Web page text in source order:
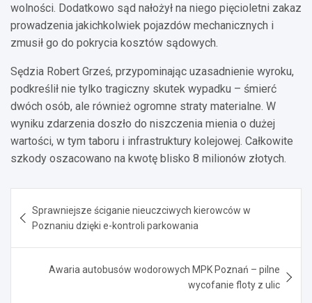
wolności. Dodatkowo sąd nałożył na niego pięcioletni zakaz
prowadzenia jakichkolwiek pojazdów mechanicznych i
zmusił go do pokrycia kosztów sądowych.
Sędzia Robert Grześ, przypominając uzasadnienie wyroku,
podkreślił nie tylko tragiczny skutek wypadku – śmierć
dwóch osób, ale również ogromne straty materialne. W
wyniku zdarzenia doszło do niszczenia mienia o dużej
wartości, w tym taboru i infrastruktury kolejowej. Całkowite
szkody oszacowano na kwotę blisko 8 milionów złotych.
wpisu
Sprawniejsze ściganie nieuczciwych kierowców w
Poznaniu dzięki e-kontroli parkowania
Awaria autobusów wodorowych MPK Poznań – pilne
wycofanie floty z ulic